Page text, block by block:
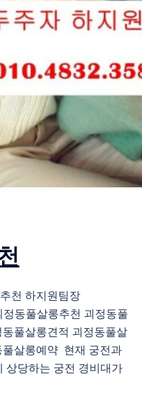
천 하지원팀장
동풀살롱추천 괴정동풀
풀살롱견적 괴정동풀살
살롱예약 현재 궁전과
상당하는 궁전 경비대가